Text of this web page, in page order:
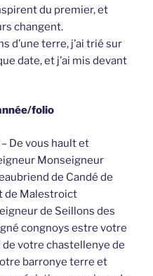
du premier, et
changent.
d’une terre, j’ai trié sur
date, et j’ai mis devant
folio
De vous hault et
Monseigneur
de Candé de
de Malestroict
de Seillons des
congnoys estre votre
votre chastellenye de
barronye terre et